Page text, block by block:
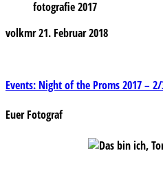
fotografie 2017
volkmr21. Februar 2018
Beitragsnavigation
Events: Night of the Proms 2017 –
Euer Fotograf